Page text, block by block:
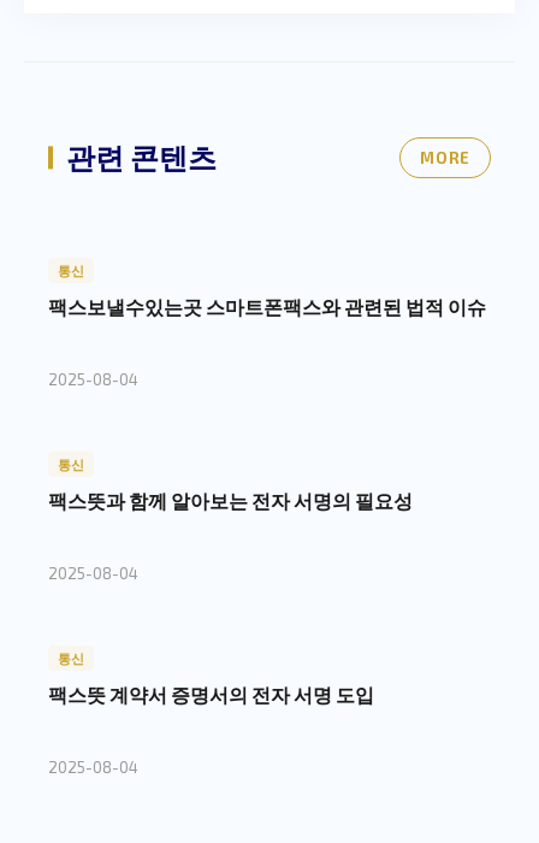
관련 콘텐츠 MORE
통신
팩스보낼수있는곳 스마트폰팩스와 관련된 법적 이슈
2025-08-04
통신
팩스뜻과 함께 알아보는 전자 서명의 필요성
2025-08-04
통신
팩스뜻 계약서 증명서의 전자 서명 도입
2025-08-04